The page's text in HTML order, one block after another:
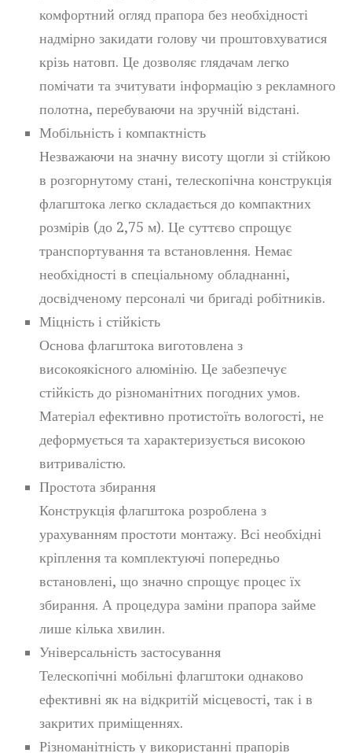
комфортний огляд прапора без необхідності
надмірно закидати голову чи проштовхуватися
крізь натовп. Це дозволяє глядачам легко
помічати та зчитувати інформацію з рекламного
полотна, перебуваючи на зручній відстані.
Мобільність і компактність
Незважаючи на значну висоту щогли зі стійкою
в розгорнутому стані, телескопічна конструкція
флагштока легко складається до компактних
розмірів (до 2,75 м). Це суттєво спрощує
транспортування та встановлення. Немає
необхідності в спеціальному обладнанні,
досвідченому персоналі чи бригаді робітників.
Міцність і стійкість
Основа флагштока виготовлена з
високоякісного алюмінію. Це забезпечує
стійкість до різноманітних погодних умов.
Матеріал ефективно протистоїть вологості, не
деформується та характеризується високою
витривалістю.
Простота збирання
Конструкція флагштока розроблена з
урахуванням простоти монтажу. Всі необхідні
кріплення та комплектуючі попередньо
встановлені, що значно спрощує процес їх
збирання. А процедура заміни прапора займе
лише кілька хвилин.
Універсальність застосування
Телескопічні мобільні флагштоки однаково
ефективні як на відкритій місцевості, так і в
закритих приміщеннях.
Різноманітність у використанні прапорів